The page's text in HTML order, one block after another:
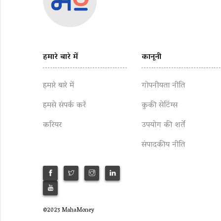
हमारे बारे में
हमारे बारे में
हमसे संपर्क करें
करियर
कानूनी
गोपनीयता नीति
कुकी सेटिंग्स
उपयोग की शर्तें
संपादकीय नीति
©2023 MahaMoney